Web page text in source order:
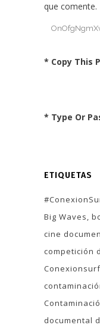
que comente.
* Copy This
* Type Or
ETIQUETAS
Big Waves
cine
competición
documental